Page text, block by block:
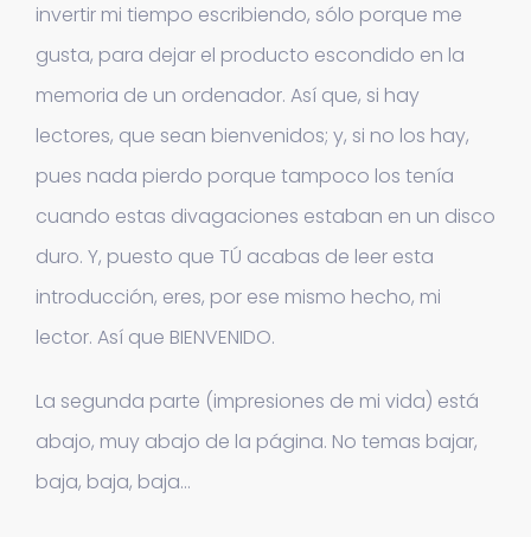
invertir mi tiempo escribiendo, sólo porque me
gusta, para dejar el producto escondido en la
memoria de un ordenador. Así que, si hay
lectores, que sean bienvenidos; y, si no los hay,
pues nada pierdo porque tampoco los tenía
cuando estas divagaciones estaban en un disco
duro. Y, puesto que TÚ acabas de leer esta
introducción, eres, por ese mismo hecho, mi
lector. Así que BIENVENIDO.
La segunda parte (impresiones de mi vida) está
abajo, muy abajo de la página. No temas bajar,
baja, baja, baja…